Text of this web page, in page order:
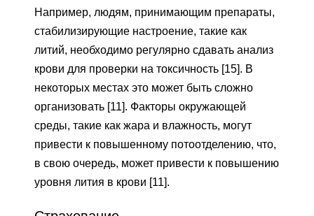
Например, людям, принимающим препараты,
стабилизирующие настроение, такие как
литий, необходимо регулярно сдавать анализ
крови для проверки на токсичность [15]. В
некоторых местах это может быть сложно
организовать [11]. Факторы окружающей
среды, такие как жара и влажность, могут
привести к повышенному потоотделению, что,
в свою очередь, может привести к повышению
уровня лития в крови [11].